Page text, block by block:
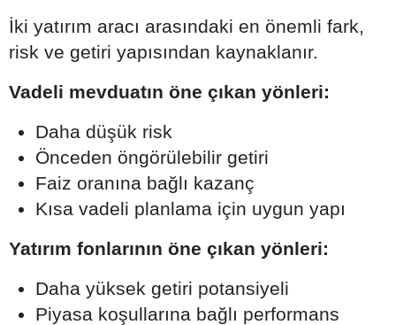
İki yatırım aracı arasındaki en önemli fark,
risk ve getiri yapısından kaynaklanır.
Vadeli mevduatın öne çıkan yönleri:
Daha düşük risk
Önceden öngörülebilir getiri
Faiz oranına bağlı kazanç
Kısa vadeli planlama için uygun yapı
Yatırım fonlarının öne çıkan yönleri:
Daha yüksek getiri potansiyeli
Piyasa koşullarına bağlı performans